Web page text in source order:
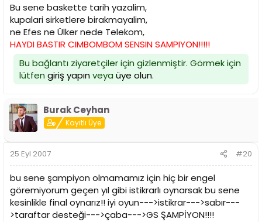
Bu sene baskette tarih yazalim,
kupalari sirketlere birakmayalim,
ne Efes ne Ülker nede Telekom,
HAYDI BASTIR CIMBOMBOM SENSIN SAMPIYON!!!!!
Bu bağlantı ziyaretçiler için gizlenmiştir. Görmek için
lütfen giriş yapınveya üye olun.
Burak Ceyhan
Kayıtlı Üye
25 Eyl 2007 #20
bu sene şampiyon olmamamız için hiç bir engel
göremiyorum geçen yıl gibi istikrarlı oynarsak bu sene
kesinlikle final oynarız!! iyi oyun--->istikrar--->sabır---
>taraftar desteği--->çaba--->GS ŞAMPİYON!!!!